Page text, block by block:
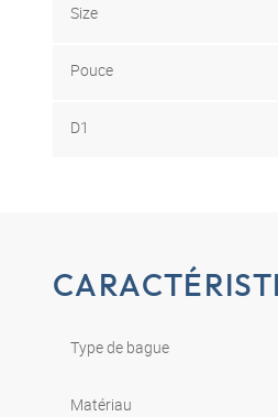
Size
Pouce
D1
Type de bague
Matériau